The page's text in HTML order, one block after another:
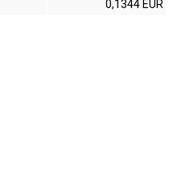
0,1344 EUR